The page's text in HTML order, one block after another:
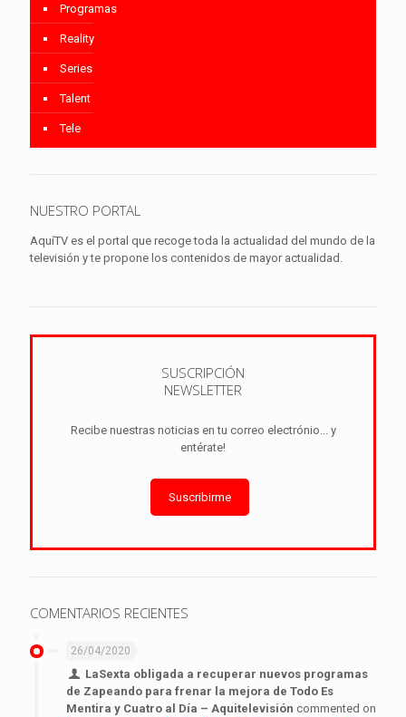
Programas
Reality
Series
Talent
Tele
NUESTRO PORTAL
AquíTV es el portal que recoge toda la actualidad del mundo de la
televisión y te propone los contenidos de mayor actualidad.
SUSCRIPCIÓN
NEWSLETTER
Recibe nuestras noticias en tu correo electrónio... y
entérate!
Suscribirme
COMENTARIOS RECIENTES
26/04/2020
LaSexta obligada a recuperar nuevos programas
de Zapeando para frenar la mejora de Todo Es
Mentira y Cuatro al Día – Aquitelevisión commented on